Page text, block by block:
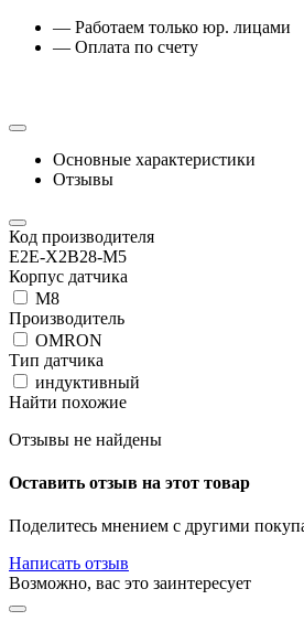
— Работаем только юр. лицами
— Оплата по счету
Основные характеристики
Отзывы
Код производителя
E2E-X2B28-M5
Корпус датчика
М8
Производитель
OMRON
Тип датчика
индуктивный
Найти похожие
Отзывы не найдены
Оставить отзыв на этот товар
Поделитесь мнением с другими
Написать отзыв
Возможно, вас это заинтересует